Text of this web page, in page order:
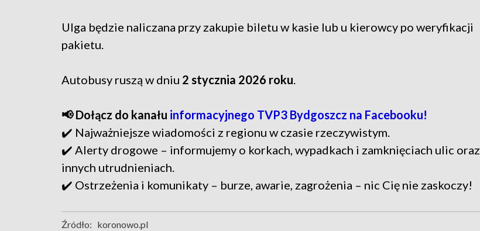
Ulga będzie naliczana przy zakupie biletu w kasie lub u kierowcy po weryfikacji
pakietu.
Autobusy ruszą w dniu 2 stycznia 2026 roku.
📢 Dołącz do kanału informacyjnego TVP3 Bydgoszcz na Facebooku!
✔️ Najważniejsze wiadomości z regionu w czasie rzeczywistym.
✔️ Alerty drogowe – informujemy o korkach, wypadkach i zamknięciach ulic oraz
innych utrudnieniach.
✔️ Ostrzeżenia i komunikaty – burze, awarie, zagrożenia – nic Cię nie zaskoczy!
Źródło: koronowo.pl